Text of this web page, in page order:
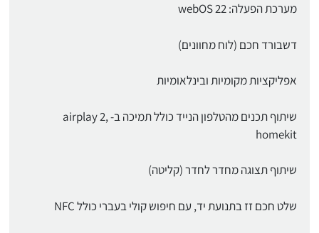
מערכת הפעלה: webOS 22
דשבורד חכם (לוח מחוונים)
אפליקציות מקומיות ובינלאומיות
שיתוף תכנים מהטלפון הנייד כולל תמיכה ב- airplay 2,
homekit
שיתוף תצוגה מחדר לחדר (קליטה)
שלט חכם זז בתנועת יד, עם חיפוש קולי בעברי כולל NFC